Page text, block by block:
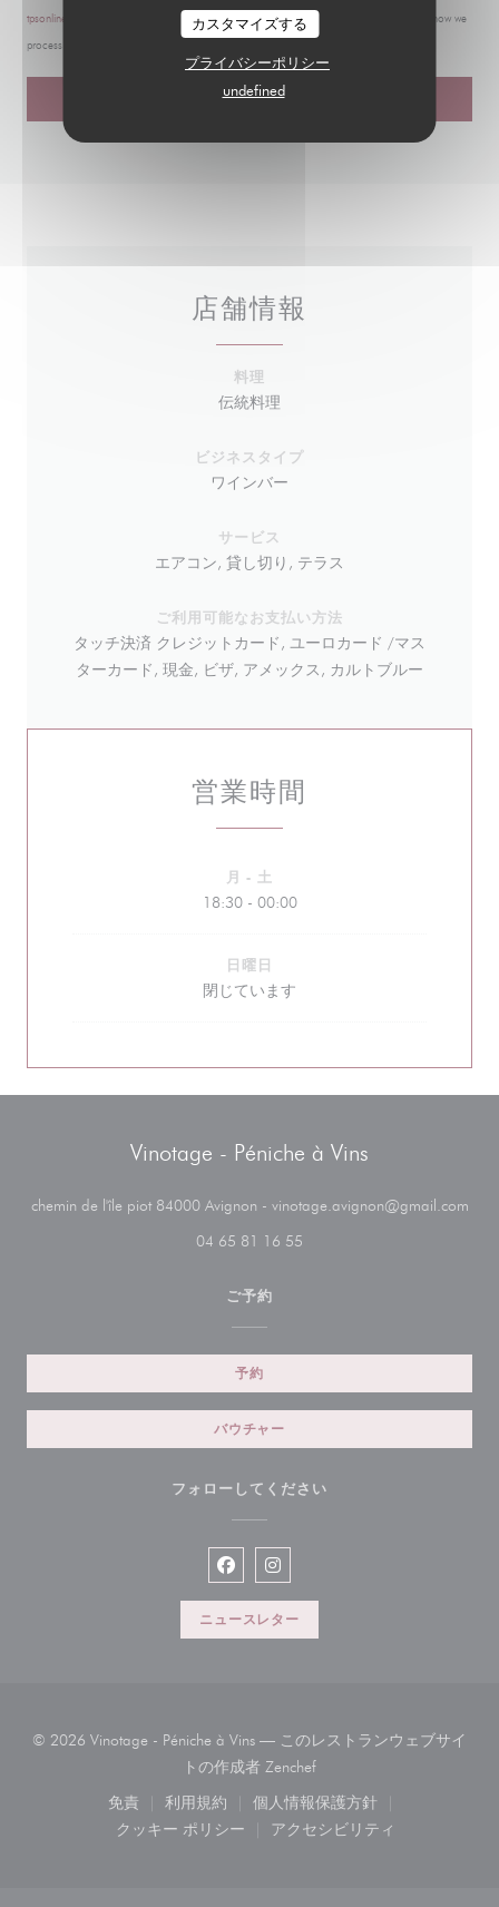
カスタマイズする
プライバシーポリシー
undefined
tpsonline.org.uk
. US residents can register at donotcall.gov . For more information about how we
process your data, please see our
店舗情報
料理
伝統料理
ビジネスタイプ
ワインバー
サービス
エアコン, 貸し切り, テラス
ご利用可能なお支払い方法
タッチ決済 クレジットカード, ユーロカード /マス
ターカード, 現金, ビザ, アメックス, カルトブルー
営業時間
月 - 土
18:30 - 00:00
日曜日
閉じています
Vinotage - Péniche à Vins
chemin de l'île piot 84000 Avignon - vinotage.avignon@gmail.com((新
04 65 81 16 55
ご予約
予約
バウチャー
フォローしてください
Facebook ((新しいウィンドウで開
Instagram ((新しいウィンド
ニュースレター
© 2026 Vinotage - Péniche à Vins — このレストランウェブサイ
トの作成者 Zenchef((新しいウィンドウで開き
免責
((新しいウィンドウで開きます))
利用規約
((新しいウィンドウで開きます))
個人情報保護方針
((新しいウィンドウで開
クッキー ポリシー
((新しいウィンドウで開きます))
アクセシビリティ
((新しいウィンドウで